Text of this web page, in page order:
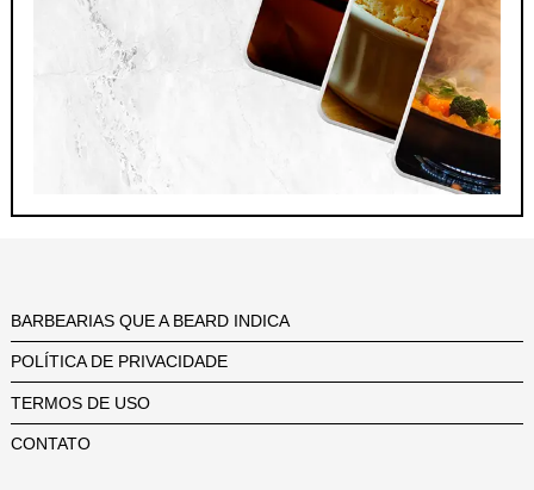
BARBEARIAS QUE A BEARD INDICA
POLÍTICA DE PRIVACIDADE
TERMOS DE USO
CONTATO